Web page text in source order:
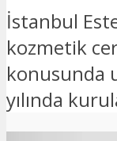
İstanbul
kozmetik
konusunda
yılında